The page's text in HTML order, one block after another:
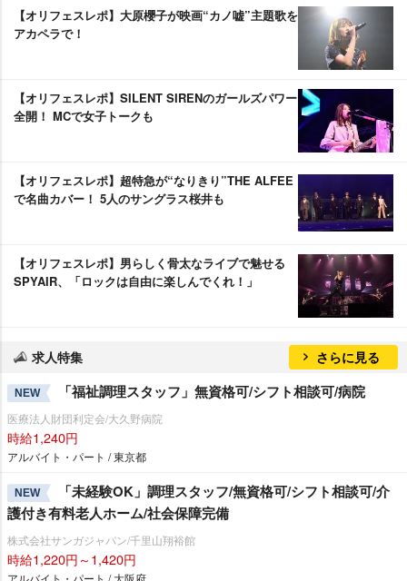
【オリフェスレポ】大原櫻子が映画“カノ嘘”主題歌を
アカペラで！
【オリフェスレポ】SILENT SIRENのガールズパワー
全開！ MCで女子トークも
【オリフェスレポ】超特急が“なりきり”THE ALFEE
で名曲カバー！ 5人のサングラス桜井も
【オリフェスレポ】男らしく骨太なライブで魅せる
SPYAIR、「ロックは自由に楽しんでくれ！」
求人特集 さらに見る
NEW 「福祉調理スタッフ」無資格可/シフト相談可/病院
医療法人財団利定会/大久野病院
時給1,240円
アルバイト・パート / 東京都
NEW
「未経験OK」調理スタッフ/無資格可/シフト相談可/介
護付き有料老人ホーム/社会保障完備
株式会社サンガジャパン/千里山翔裕館
時給1,220円～1,420円